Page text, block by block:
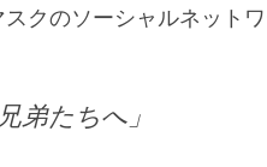
クのソーシャルネット
弟たちへ」